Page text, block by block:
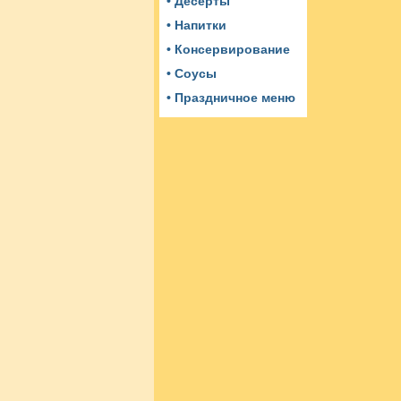
• Напитки
• Консервирование
• Соусы
• Праздничное меню